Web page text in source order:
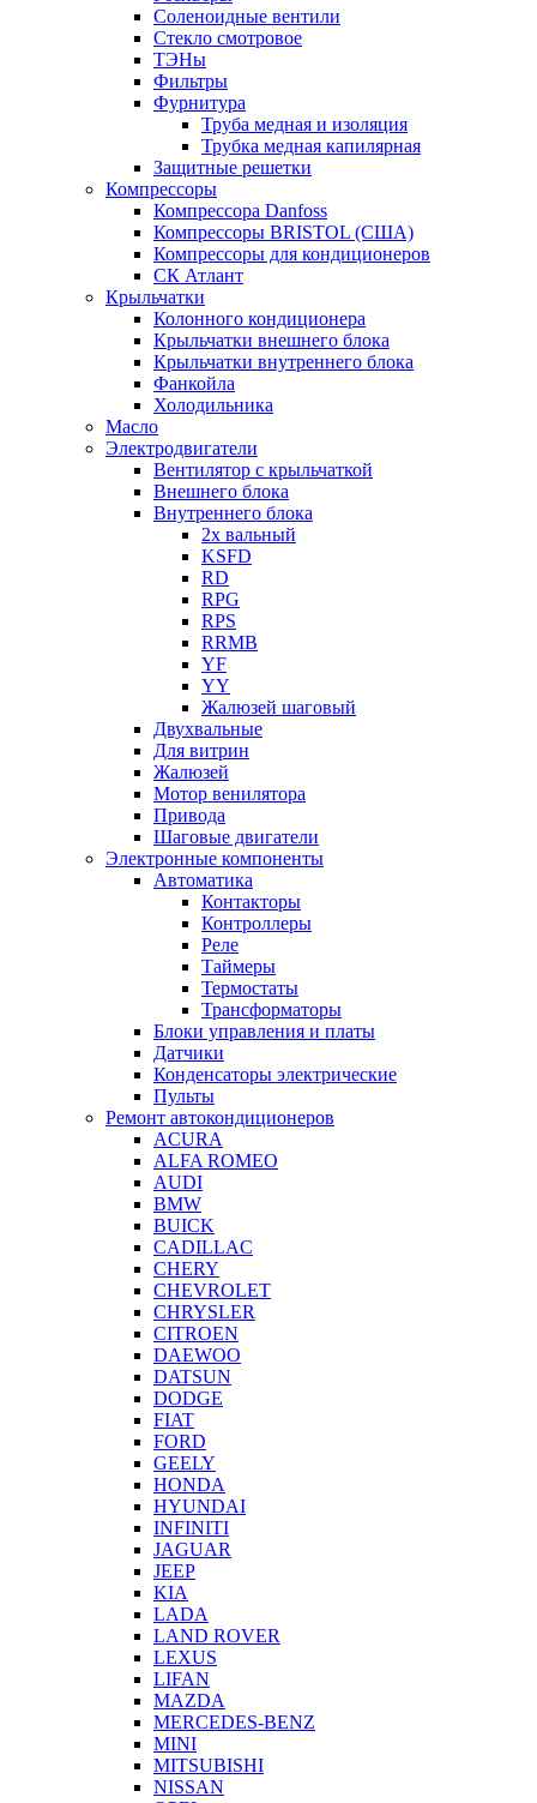
Соленоидные вентили
Стекло смотровое
ТЭНы
Фильтры
Фурнитура
Труба медная и изоляция
Трубка медная капилярная
Защитные решетки
Компрессоры
Компрессора Danfoss
Компрессоры BRISTOL (США)
Компрессоры для кондиционеров
СК Атлант
Крыльчатки
Колонного кондиционера
Крыльчатки внешнего блока
Крыльчатки внутреннего блока
Фанкойла
Холодильника
Масло
Электродвигатели
Вентилятор с крыльчаткой
Внешнего блока
Внутреннего блока
2х вальный
KSFD
RD
RPG
RPS
RRMB
YF
YY
Жалюзей шаговый
Двухвальные
Для витрин
Жалюзей
Мотор венилятора
Привода
Шаговые двигатели
Электронные компоненты
Автоматика
Контакторы
Контроллеры
Реле
Таймеры
Термостаты
Трансформаторы
Блоки управления и платы
Датчики
Конденсаторы электрические
Пульты
Ремонт автокондиционеров
ACURA
ALFA ROMEO
AUDI
BMW
BUICK
CADILLAC
CHERY
CHEVROLET
CHRYSLER
CITROEN
DAEWOO
DATSUN
DODGE
FIAT
FORD
GEELY
HONDA
HYUNDAI
INFINITI
JAGUAR
JEEP
KIA
LADA
LAND ROVER
LEXUS
LIFAN
MAZDA
MERCEDES-BENZ
MINI
MITSUBISHI
NISSAN